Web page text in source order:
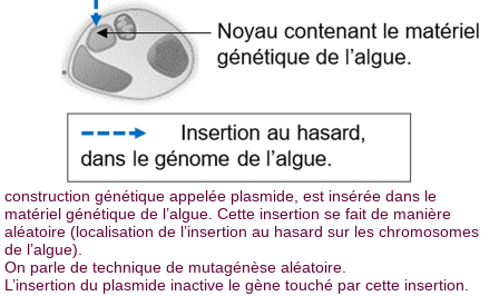
construction génétique appelée plasmide, est insérée dans le
matériel génétique de l’algue. Cette insertion se fait de manière
aléatoire (localisation de l’insertion au hasard sur les chromosomes
de l’algue).
On parle de technique de mutagénèse aléatoire.
L’insertion du plasmide inactive le gène touché par cette insertion.